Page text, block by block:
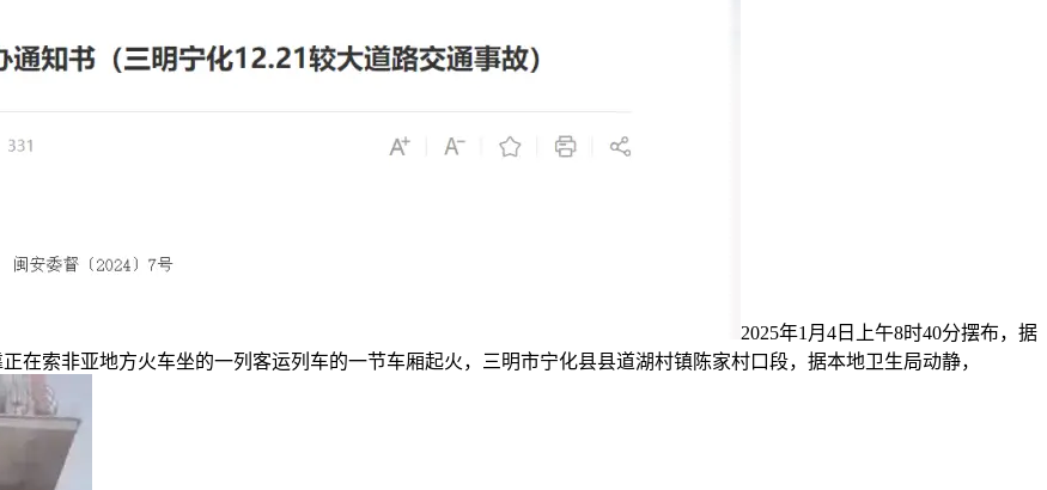
2025年1月4日上午8时40分摆布，据
在索非亚地方火车坐的一列客运列车的一节车厢起火，三明市宁化县县道湖村镇陈家村口段，据本地卫生局动静，